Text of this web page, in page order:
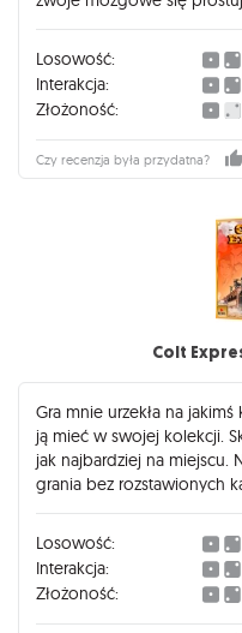
Losowość:
Interakcja:
Złożoność:
Czy recenzja była przydatna?
Colt
Gra mnie urzekła na
ją mieć w swojej kolekcji.
jak najbardziej na miejscu.
grania bez rozstawionych
Losowość:
Interakcja:
Złożoność: